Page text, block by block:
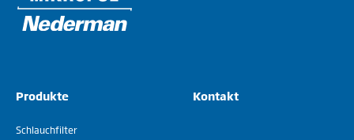
Produkte
Schlauchfilter
Kontakt